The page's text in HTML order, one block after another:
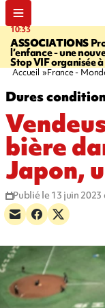
10:33
ASSOCIATIONS
l’enfance - une
Stop VIF organisée
Accueil France -
Dures
bière
Japon,
Publié le 13 juin 2023